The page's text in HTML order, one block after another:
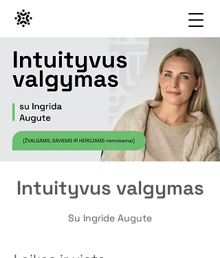
Intuityvus valgymas
Su Ingride Augute